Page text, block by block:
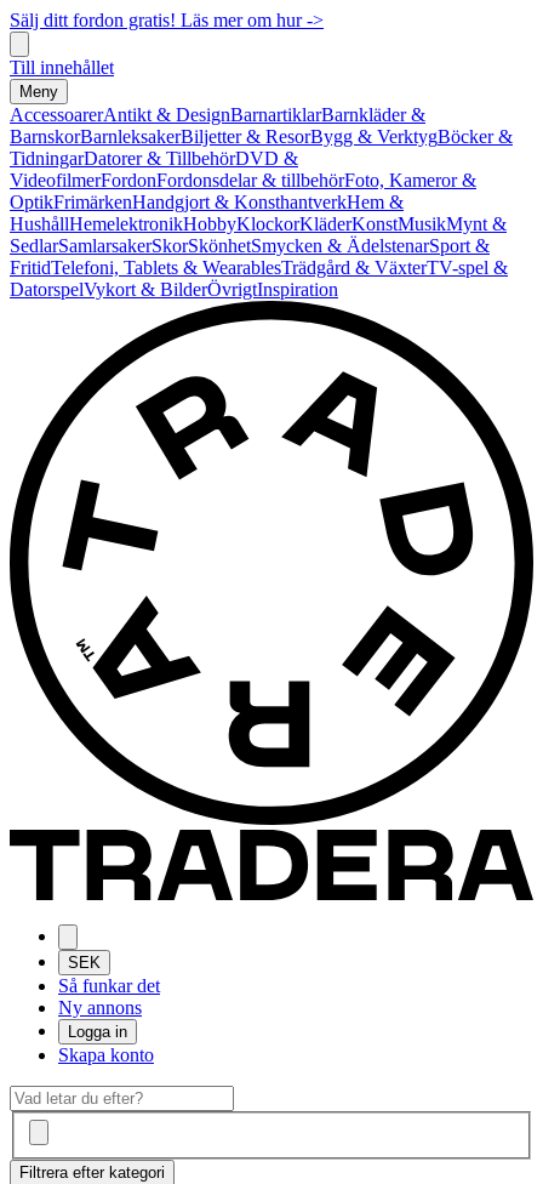
Sälj ditt fordon gratis! Läs mer om hur ->
Till innehållet
Meny
AccessoarerAntikt & DesignBarnartiklarBarnkläder &
BarnskorBarnleksakerBiljetter & ResorBygg & VerktygBöcker &
TidningarDatorer & TillbehörDVD &
VideofilmerFordonFordonsdelar & tillbehörFoto, Kameror &
OptikFrimärkenHandgjort & KonsthantverkHem &
HushållHemelektronikHobbyKlockorKläderKonstMusikMynt &
SedlarSamlarsakerSkorSkönhetSmycken & ÄdelstenarSport &
FritidTelefoni, Tablets & WearablesTrädgård & VäxterTV-spel &
DatorspelVykort & BilderÖvrigtInspiration
SEK
Så funkar det
Ny annons
Logga in
Skapa konto
Filtrera efter kategori